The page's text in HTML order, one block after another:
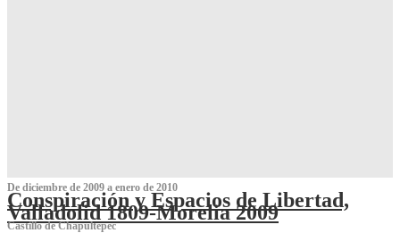
De diciembre de 2009 a enero de 2010
Conspiración y Espacios de Libertad,
Valladolid 1809-Morelia 2009
Castillo de Chapultepec